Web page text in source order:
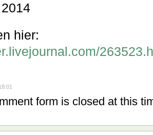
hier:
form is closed at this